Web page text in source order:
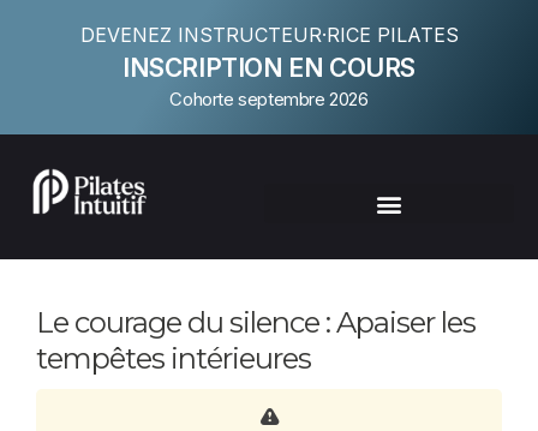
DEVENEZ INSTRUCTEUR·RICE PILATES
INSCRIPTION EN COURS
Cohorte septembre 2026
Le courage du silence : Apaiser les
tempêtes intérieures